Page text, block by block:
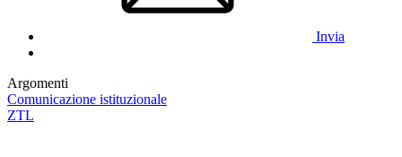
Invia
Argomenti
Comunicazione istituzionale
ZTL